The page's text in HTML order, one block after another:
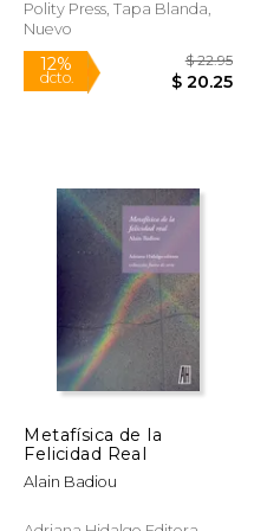
$ 25.57
$ 21.74
Polity Press, Tapa Blanda,
Nuevo
12%
dcto.
Metafísica de la
Felicidad Real
Alain Badiou